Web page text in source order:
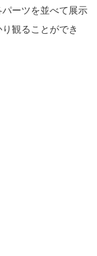
ーツを並べて展示
観ることができ